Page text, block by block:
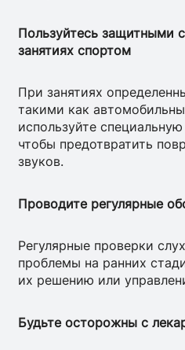
Пользуйтесь защитными
занятиях спортом
При занятиях
такими как
используйте
чтобы предотвратить
звуков.
Проводите регулярные
Регулярные проверки
проблемы на ранних
их решению или
Будьте осторожны с